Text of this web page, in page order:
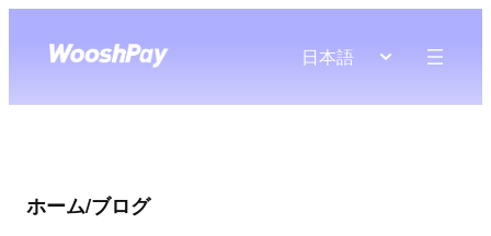
日本語
ホーム/ブログ